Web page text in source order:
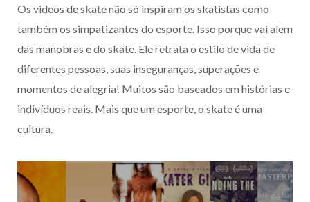
Os videos de skate não só inspiram os skatistas como
também os simpatizantes do esporte. Isso porque vai alem
das manobras e do skate. Ele retrata o estilo de vida de
diferentes pessoas, suas inseguranças, superações e
momentos de alegria! Muitos são baseados em histórias e
indivíduos reais. Mais que um esporte, o skate é uma
cultura.